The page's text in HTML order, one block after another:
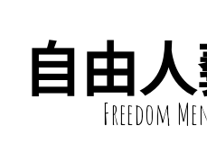
自由
Freedom